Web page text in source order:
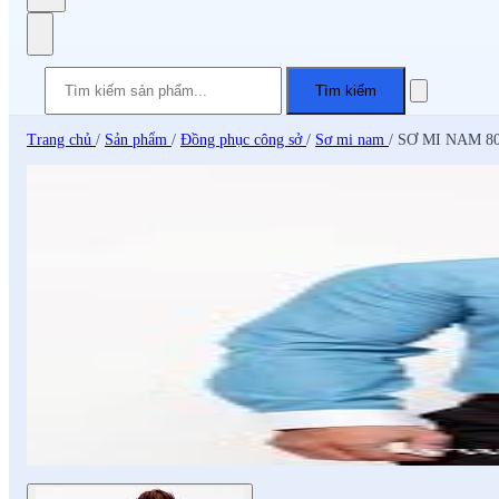
Tìm kiếm
Trang chủ / Sản phẩm / Đồng phục công sở / Sơ mi nam / SƠ MI NAM